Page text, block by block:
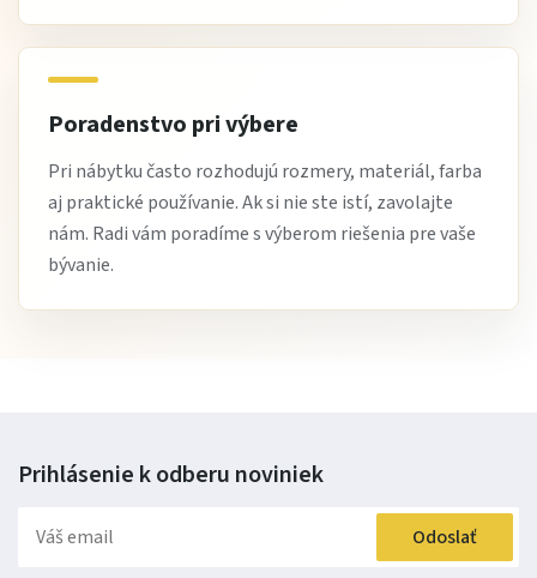
Poradenstvo pri výbere
Pri nábytku často rozhodujú rozmery, materiál, farba
aj praktické používanie. Ak si nie ste istí, zavolajte
nám. Radi vám poradíme s výberom riešenia pre vaše
bývanie.
Prihlásenie k odberu noviniek
Odoslať